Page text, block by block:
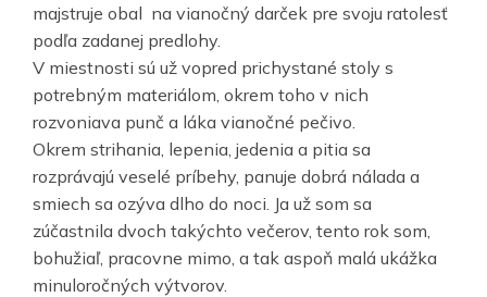
majstruje obal na vianočný darček pre svoju ratolesť
podľa zadanej predlohy.
V miestnosti sú už vopred prichystané stoly s
potrebným materiálom, okrem toho v nich
rozvoniava punč a láka vianočné pečivo.
Okrem strihania, lepenia, jedenia a pitia sa
rozprávajú veselé príbehy, panuje dobrá nálada a
smiech sa ozýva dlho do noci. Ja už som sa
zúčastnila dvoch takýchto večerov, tento rok som,
bohužiaľ, pracovne mimo, a tak aspoň malá ukážka
minuloročných výtvorov.